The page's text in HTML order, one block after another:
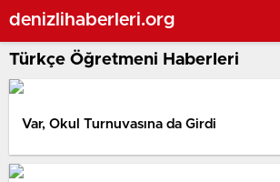
denizlihaberleri.org
Türkçe Öğretmeni Haberleri
Var, Okul Turnuvasına da Girdi